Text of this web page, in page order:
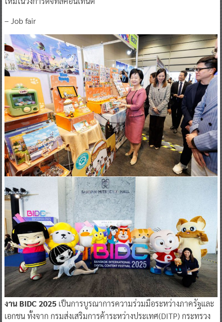
– Job fair
งาน BIDC 2025เป็นการบูรณาการความร่วมมือระหว่างภาครัฐและ
เอกชน ทั้งจาก กรมส่งเสริมการค้าระหว่างประเทศ(DITP) กระทรวง